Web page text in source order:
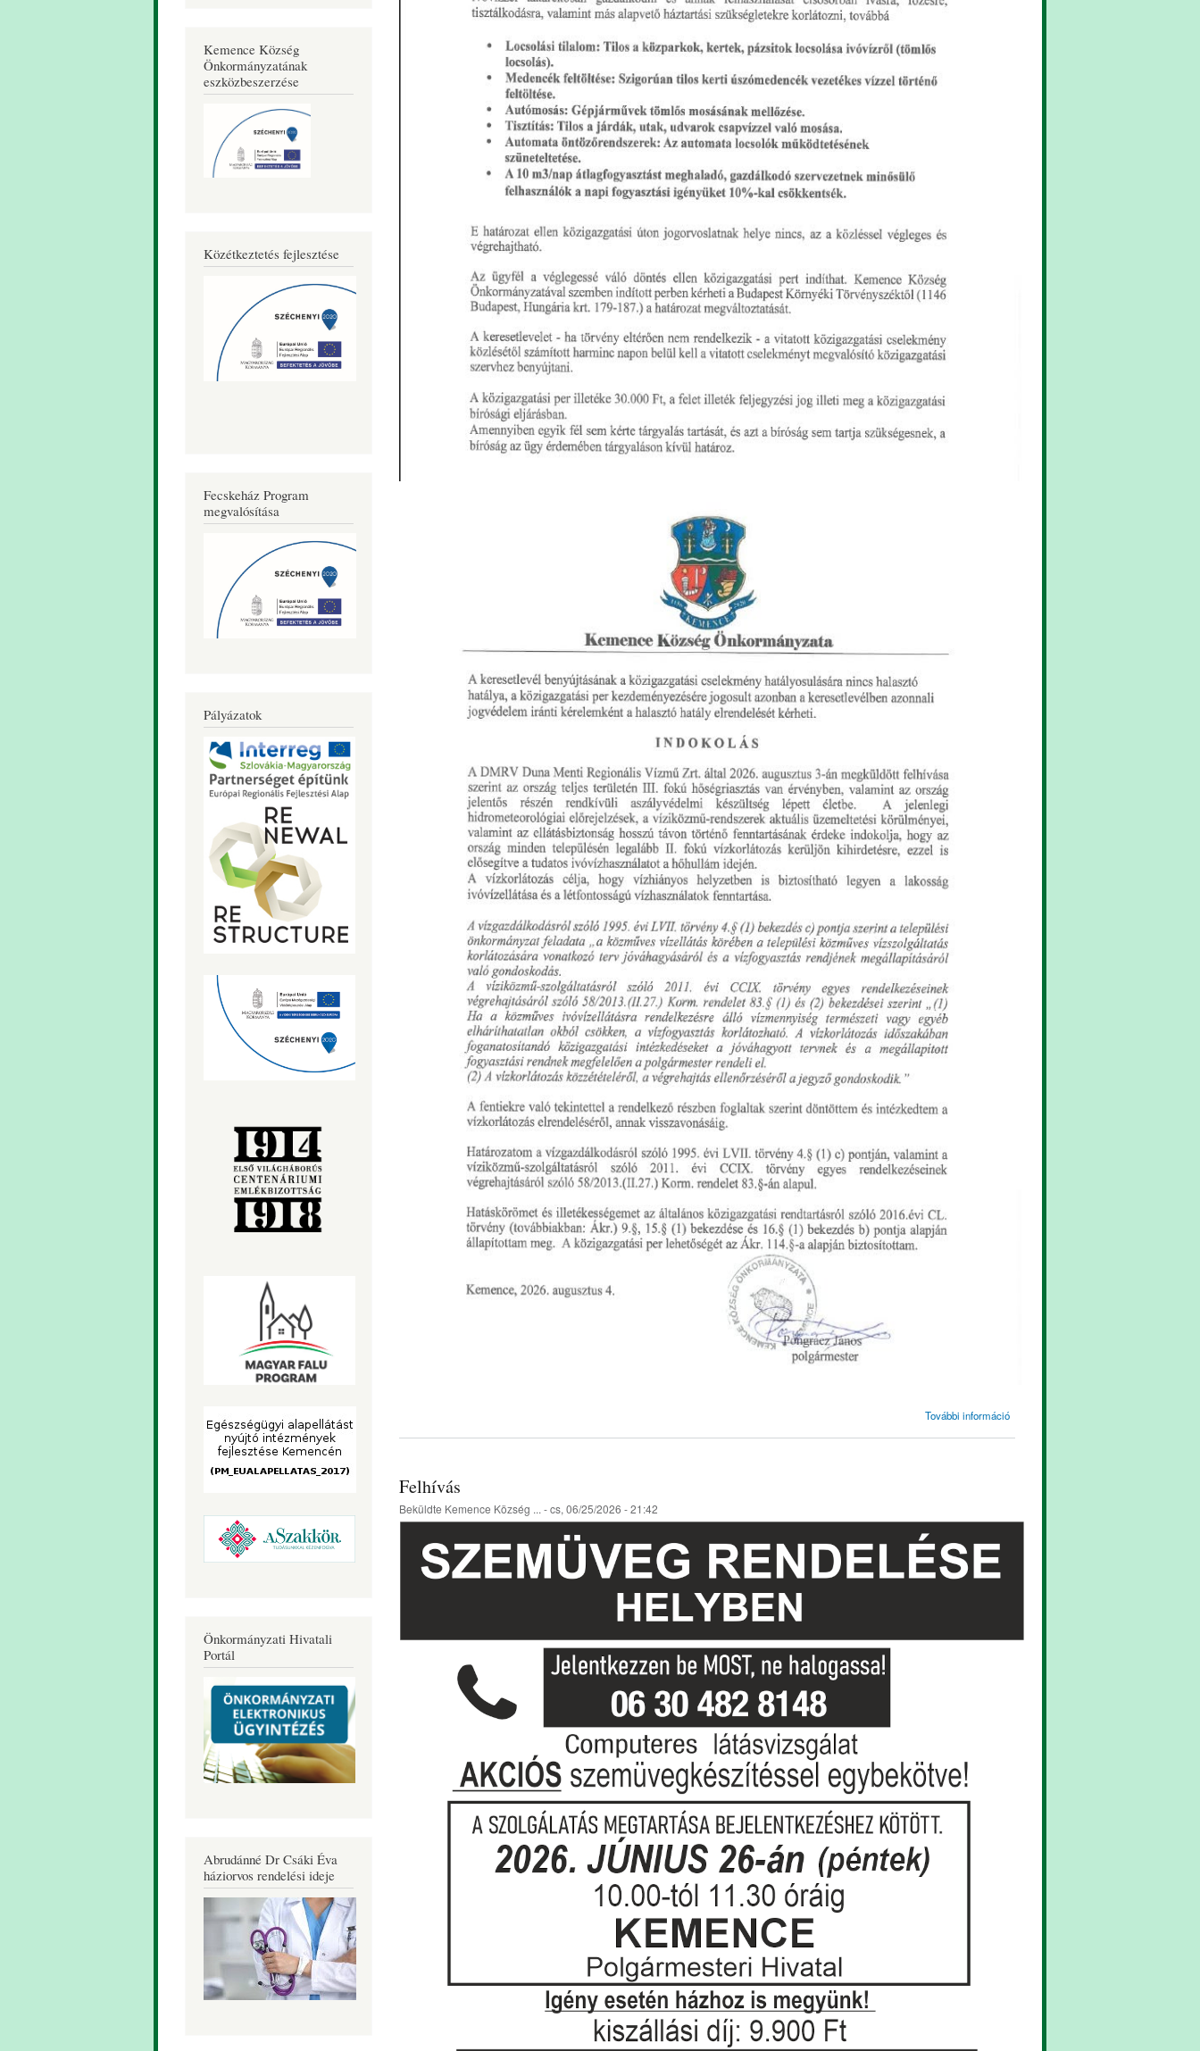
Kemence Község
Önkormányzatának
eszközbeszerzése
Közétkeztetés fejlesztése
Fecskeház Program
megvalósítása
Pályázatok
Önkormányzati Hivatali
Portál
Abrudánné Dr Csáki Éva
háziorvos rendelési ideje
További információ
Felhívás
Beküldte Kemence Község ... - cs, 06/25/2026 - 21:42